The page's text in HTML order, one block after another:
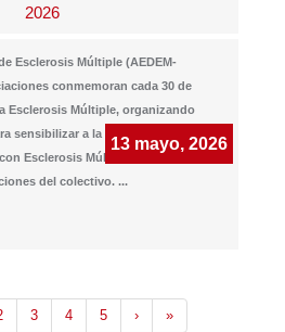
2026
Esclerosis Múltiple (AEDEM-
conmemoran cada 30 de
Esclerosis Múltiple, organizando
sensibilizar a la sociedad sobre la
Esclerosis Múltiple y dar a conocer
del colectivo. ...
13 mayo, 2026
3 4 5 › »